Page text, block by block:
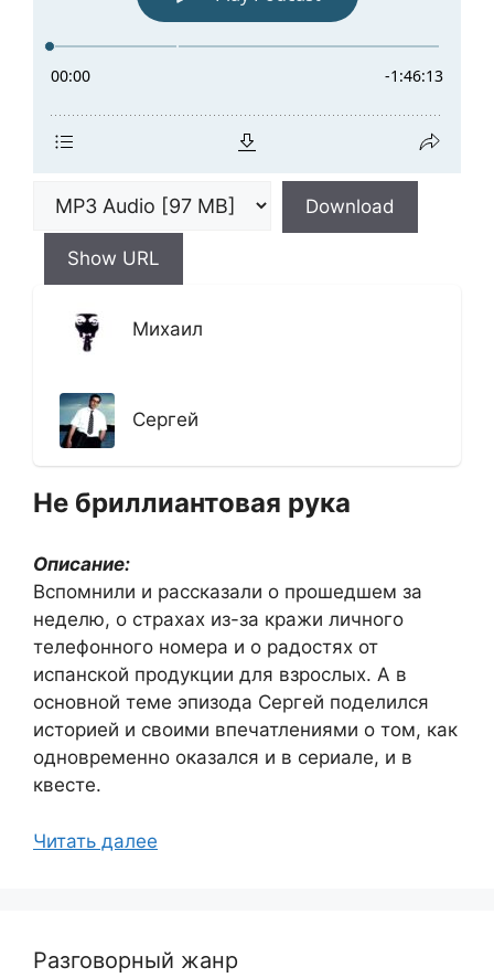
Download
Show URL
Михаил
Сергей
Не бриллиантовая рука
Описание:
Вспомнили и рассказали о прошедшем за
неделю, о страхах из-за кражи личного
телефонного номера и о радостях от
испанской продукции для взрослых. А в
основной теме эпизода Сергей поделился
историей и своими впечатлениями о том, как
одновременно оказался и в сериале, и в
квесте.
Читать далее
Разговорный жанр